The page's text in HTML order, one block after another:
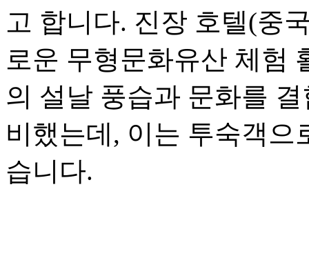
고 합니다. 진장 호텔(중
로운 무형문화유산 체험
의 설날 풍습과 문화를
비했는데, 이는 투숙객
습니다.